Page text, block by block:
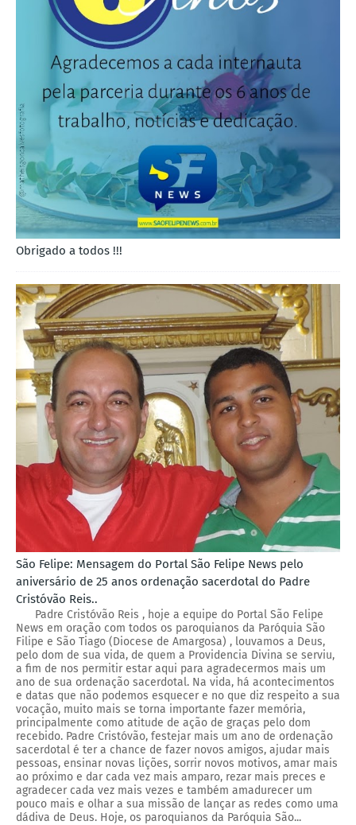
Obrigado a todos !!!
São Felipe: Mensagem do Portal São Felipe News pelo
aniversário de 25 anos ordenação sacerdotal do Padre
Cristóvão Reis..
Padre Cristóvão Reis , hoje a equipe do Portal São Felipe
News em oração com todos os paroquianos da Paróquia São
Filipe e São Tiago (Diocese de Amargosa) , louvamos a Deus,
pelo dom de sua vida, de quem a Providencia Divina se serviu,
a fim de nos permitir estar aqui para agradecermos mais um
ano de sua ordenação sacerdotal. Na vida, há acontecimentos
e datas que não podemos esquecer e no que diz respeito a sua
vocação, muito mais se torna importante fazer memória,
principalmente como atitude de ação de graças pelo dom
recebido. Padre Cristóvão, festejar mais um ano de ordenação
sacerdotal é ter a chance de fazer novos amigos, ajudar mais
pessoas, ensinar novas lições, sorrir novos motivos, amar mais
ao próximo e dar cada vez mais amparo, rezar mais preces e
agradecer cada vez mais vezes e também amadurecer um
pouco mais e olhar a sua missão de lançar as redes como uma
dádiva de Deus. Hoje, os paroquianos da Paróquia São...